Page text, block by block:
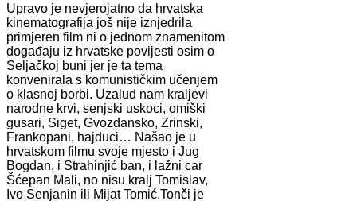
Upravo je nevjerojatno da hrvatska
kinematografija još nije iznjedrila
primjeren film ni o jednom znamenitom
događaju iz hrvatske povijesti osim o
Seljačkoj buni jer je ta tema
konvenirala s komunističkim učenjem
o klasnoj borbi. Uzalud nam kraljevi
narodne krvi, senjski uskoci, omiški
gusari, Siget, Gvozdansko, Zrinski,
Frankopani, hajduci… Našao je u
hrvatskom filmu svoje mjesto i Jug
Bogdan, i Strahinjić ban, i lažni car
Šćepan Mali, no nisu kralj Tomislav,
Ivo Senjanin ili Mijat Tomić.Tonči je